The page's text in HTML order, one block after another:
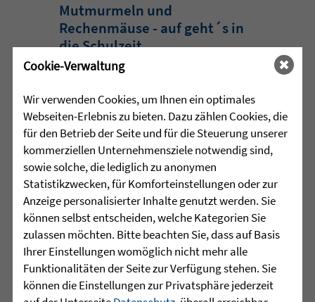
Mutmurmeln und
Rechenmäuse - auf geht´s in
die Schulzeit
das Team des Schulkindergartens der
Leopoldschule in Altshausen die
Vorschüler mit einer bunten und
emotionalen ...
mehr lesen
29.07.2026 | • HÖR-SPRACHZENTRUM
220 Kinder verwandeln
Cookie-Verwaltung
Wir verwenden Cookies, um Ihnen ein optimales
Webseiten-Erlebnis zu bieten. Dazu zählen Cookies, die
für den Betrieb der Seite und für die Steuerung unserer
kommerziellen Unternehmensziele notwendig sind,
sowie solche, die lediglich zu anonymen
Statistikzwecken, für Komforteinstellungen oder zur
Anzeige personalisierter Inhalte genutzt werden. Sie
können selbst entscheiden, welche Kategorien Sie
zulassen möchten. Bitte beachten Sie, dass auf Basis
Ihrer Einstellungen womöglich nicht mehr alle
Funktionalitäten der Seite zur Verfügung stehen. Sie
können die Einstellungen zur Privatsphäre jederzeit